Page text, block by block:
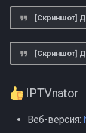
Lazy IPTV
Perfect Player
OTT Navigator
[Скриншот]
[Скриншот]
IPTVnator
Веб-версия: